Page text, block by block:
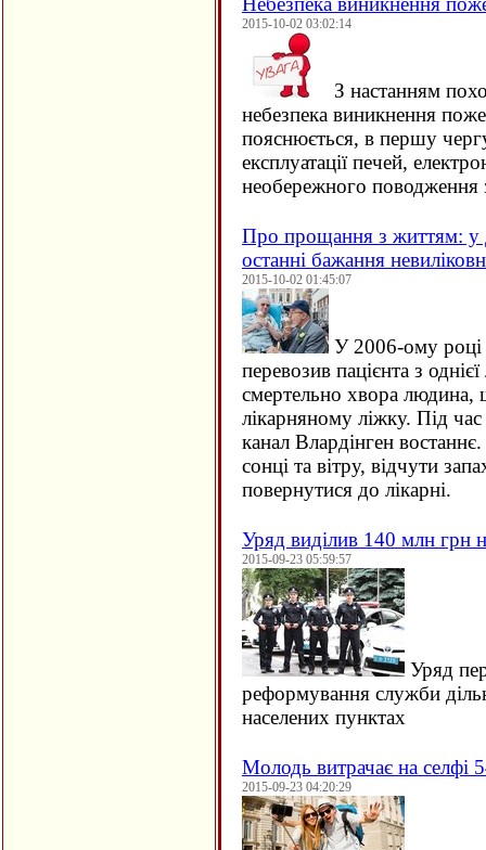
2015-10-02 03:02:14
З настанням
небезпека виникнення
пояснюється, в першу
експлуатації печей,
необережного поводження
Про прощання з життям: у
останні бажання
2015-10-02 01:45:07
У 2006-ому році
перевозив пацієнта з
смертельно хвора людина,
лікарняному ліжку. Під
канал Влардінген
сонці та вітру, відчути
повернутися до лікарні.
Уряд виділив 140 млн грн
2015-09-23 05:59:57
Уряд
реформування служби
населених пунктах
Молодь витрачає на селфі
2015-09-23 04:20:29